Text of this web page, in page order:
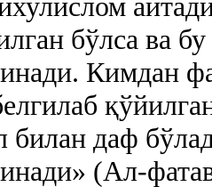
бўлса ва
Кимдан
билан даф
(Ал-